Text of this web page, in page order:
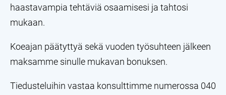
haastavampia tehtäviä osaamisesi ja tahtosi
mukaan.
Koeajan päätyttyä sekä vuoden työsuhteen jälkeen
maksamme sinulle mukavan bonuksen.
Tiedusteluihin vastaa konsulttimme numerossa 040